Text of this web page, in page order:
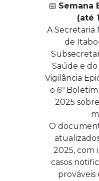
📅 Semana
(até
A Secretaria
de
Saúde e
Vigilância
o 6º
2025
O
2025, com
casos
prováveis